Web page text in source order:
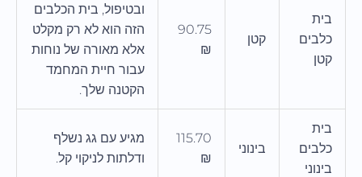
בית
כלבים
קטן
קטן
90.75
₪
ובטיפול, בית הכלבים
הזה הוא לא רק מקלט
אלא מאורה של נוחות
עבור חיית המחמד
הקטנה שלך.
בית
כלבים
בינוני
בינוני
115.70
₪
מגיע עם גג נשלף
ודלתות לניקוי קל.